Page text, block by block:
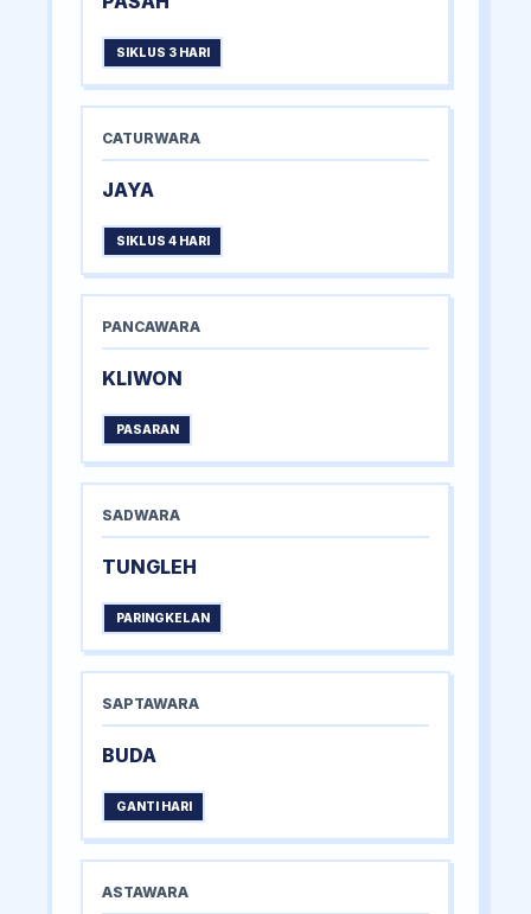
SIKLUS 3 HARI
CATURWARA
JAYA
SIKLUS 4 HARI
PANCAWARA
KLIWON
PASARAN
SADWARA
TUNGLEH
PARINGKELAN
SAPTAWARA
BUDA
GANTI HARI
ASTAWARA